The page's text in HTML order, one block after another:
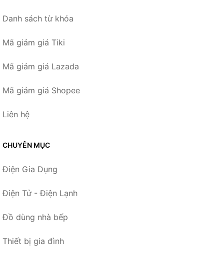
Danh sách từ khóa
Mã giảm giá Tiki
Mã giảm giá Lazada
Mã giảm giá Shopee
Liên hệ
CHUYÊN MỤC
Điện Gia Dụng
Điện Tử - Điện Lạnh
Đồ dùng nhà bếp
Thiết bị gia đình